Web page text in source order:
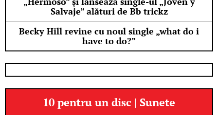
Salvaje” alături de Bb trickz
Becky Hill revine cu noul single „what do i
have to do?”
10 pentru un disc | Sunete